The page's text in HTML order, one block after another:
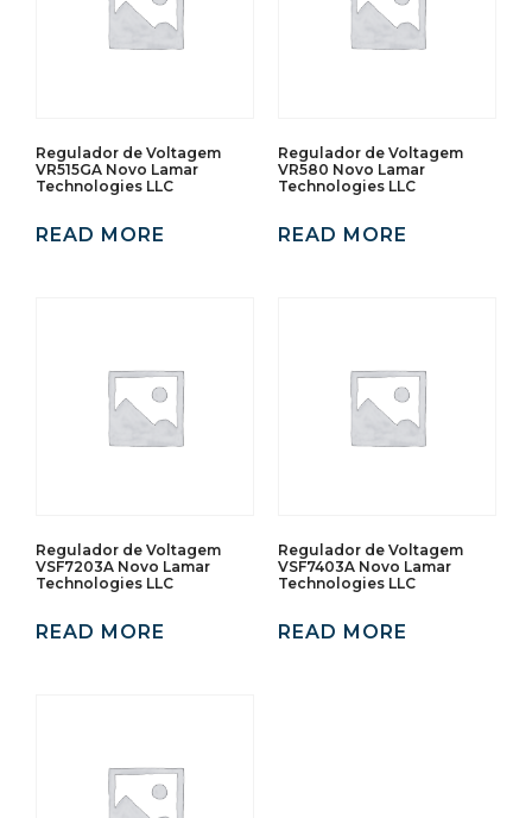
Regulador de Voltagem
VR515GA Novo Lamar
Technologies LLC
READ MORE
Regulador de Voltagem
VR580 Novo Lamar
Technologies LLC
READ MORE
Regulador de Voltagem
VSF7203A Novo Lamar
Technologies LLC
READ MORE
Regulador de Voltagem
VSF7403A Novo Lamar
Technologies LLC
READ MORE